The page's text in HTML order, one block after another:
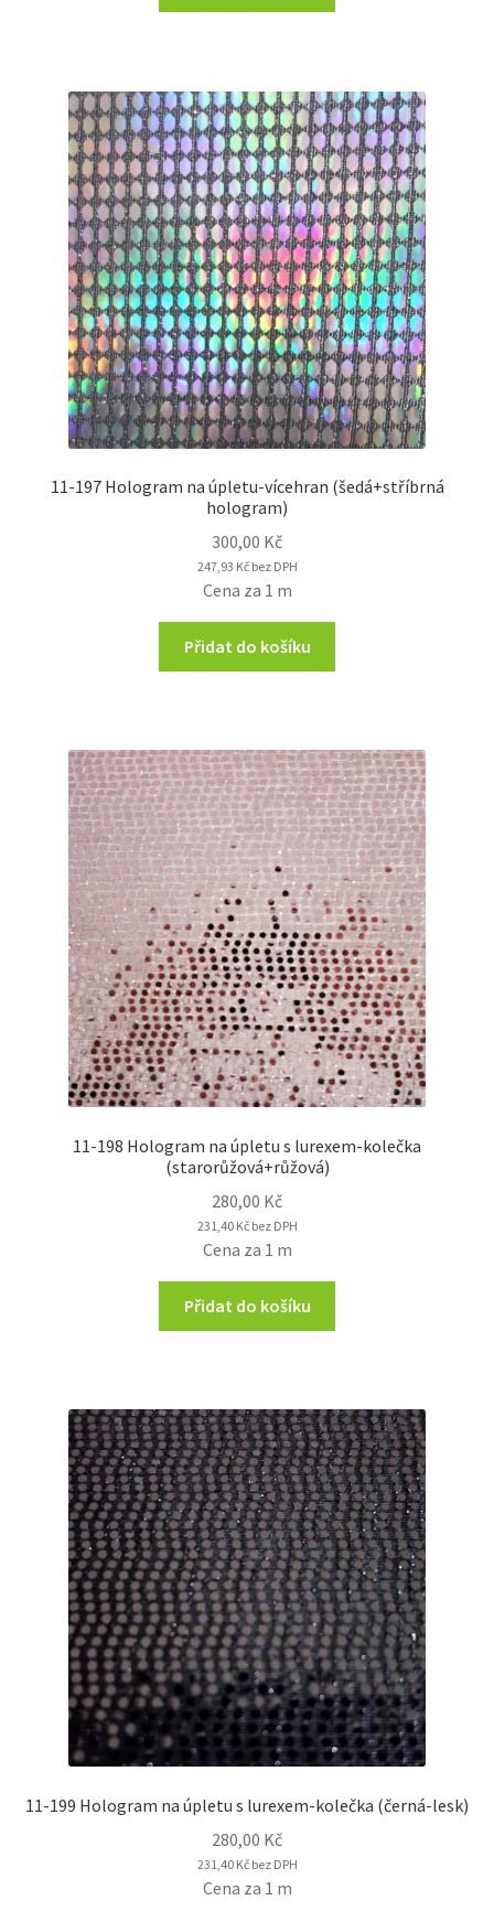
11-197 Hologram na úpletu-vícehran (šedá+stříbrná
hologram)
300,00 Kč
247,93 Kčbez DPH
Cena za 1 m
Přidat do košíku
11-198 Hologram na úpletu s lurexem-kolečka
(starorůžová+růžová)
280,00 Kč
231,40 Kčbez DPH
Cena za 1 m
Přidat do košíku
11-199 Hologram na úpletu s lurexem-kolečka (černá-lesk)
280,00 Kč
231,40 Kčbez DPH
Cena za 1 m